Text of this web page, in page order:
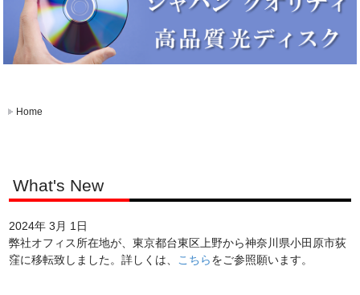
Home
What's New
2024年 3月 1日
弊社オフィス所在地が、東京都台東区上野から神奈川県小田原市荻
窪に移転致しました。詳しくは、 こちらをご参照願います。